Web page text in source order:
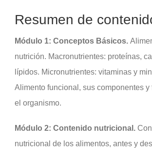
Resumen de
Módulo 1: Conceptos Básicos.
nutrición. Macronutrientes: proteínas,
lípidos. Micronutrientes: vitaminas y
Alimento funcional, sus componentes y
el organismo.
Módulo 2: Contenido nutricional.
nutricional de los alimentos, antes y